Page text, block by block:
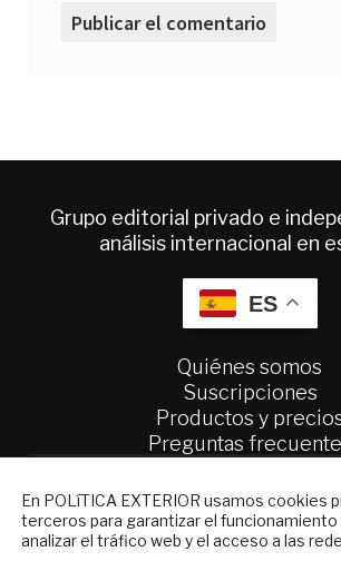
Grupo editorial privado e
análisis internacional en
ES
Quiénes somos
Suscripciones
Productos y
Preguntas
Colaboraciones
Publicidad
En POLíTICA EXTERIOR usamos cookies
terceros para garantizar el funcionamiento
analizar el tráfico web y el acceso a las
NEWSLETTER
Suscríbase a nuestro boletín
reciba en su correo el mejor